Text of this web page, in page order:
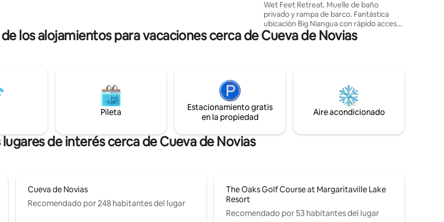
más larga en esta cabaña única
construida a mano.
Wet Feet Retreat. Muelle de baño
privado y rampa de barco. Fantástica
ubicación Big Niangua con rápido acceso
rápido a todo. Nada en el lago
directamente desde la orilla o desde el
montón de muebles de exterior para
puerta de entrada. Parque estatal Ha-
Ha-Tonka, cueva nupcial y parque de la
los alojamientos para vacaciones cerca de Cueva de Novias
Pileta
Estacionamiento gratis
en la propiedad
Aire acondicionado
de interés cerca de Cueva de Novias
Cueva de Novias
Recomendado por 248 habitantes del lugar
The Oaks Golf Course at Margaritaville Lake
Resort
Recomendado por 53 habitantes del lugar